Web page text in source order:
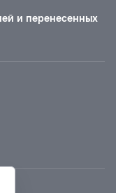
и перенесенных